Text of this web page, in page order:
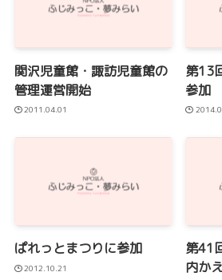
関沢児童館・諏訪児童館の
管理運営開始
2011.04.01
第13
参加
ぱれっとまつりに参加
2012.10.21
第41
内か